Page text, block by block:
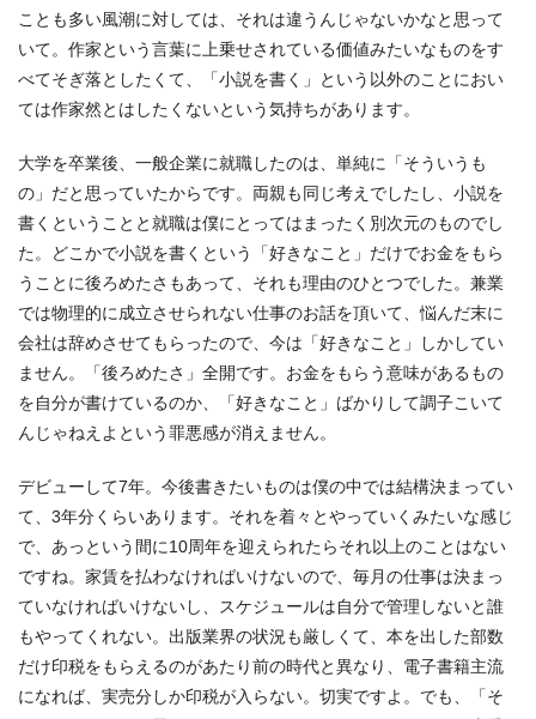
ことも多い風潮に対しては、それは違うんじゃないかなと思って
いて。作家という言葉に上乗せされている価値みたいなものをす
べてそぎ落としたくて、「小説を書く」という以外のことにおい
ては作家然とはしたくないという気持ちがあります。
大学を卒業後、一般企業に就職したのは、単純に「そういうも
の」だと思っていたからです。両親も同じ考えでしたし、小説を
書くということと就職は僕にとってはまったく別次元のものでし
た。どこかで小説を書くという「好きなこと」だけでお金をもら
うことに後ろめたさもあって、それも理由のひとつでした。兼業
では物理的に成立させられない仕事のお話を頂いて、悩んだ末に
会社は辞めさせてもらったので、今は「好きなこと」しかしてい
ません。「後ろめたさ」全開です。お金をもらう意味があるもの
を自分が書けているのか、「好きなこと」ばかりして調子こいて
んじゃねえよという罪悪感が消えません。
デビューして7年。今後書きたいものは僕の中では結構決まってい
て、3年分くらいあります。それを着々とやっていくみたいな感じ
で、あっという間に10周年を迎えられたらそれ以上のことはない
ですね。家賃を払わなければいけないので、毎月の仕事は決まっ
ていなければいけないし、スケジュールは自分で管理しないと誰
もやってくれない。出版業界の状況も厳しくて、本を出した部数
だけ印税をもらえるのがあたり前の時代と異なり、電子書籍主流
になれば、実売分しか印税が入らない。切実ですよ。でも、「そ